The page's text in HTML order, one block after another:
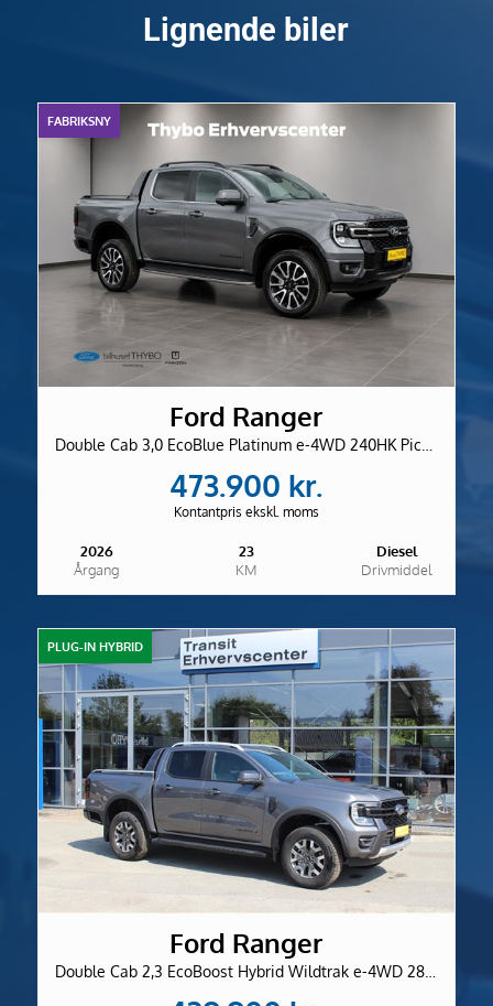
Lignende biler
FABRIKSNY
Ford Ranger
473.900 kr.
Kontantpris ekskl. moms
2026
Årgang
23
KM
Diesel
Drivmiddel
PLUG-IN HYBRID
Ford Ranger
Double Cab 2,3 EcoBoost Hybrid Wildtrak e-4WD 281HK Pick-Up 10g Aut.